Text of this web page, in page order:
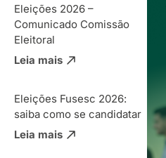
Eleições 2026 –
Comunicado Comissão
Eleitoral
Leia mais
Eleições Fusesc 2026:
saiba como se candidatar
Leia mais